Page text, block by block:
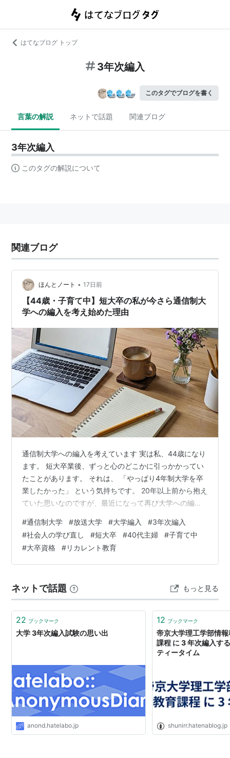
はてなブログ トップ
3年次編入
このタグでブログを書く
言葉の解説 ネットで話題 関連ブログ
3年次編入
このタグの解説について
関連ブログ
ほんとノート • 17日前
【44歳・子育て中】短大卒の私が今さら通信制大
学への編入を考え始めた理由
通信制大学への編入を考えています 実は私、44歳になり
ます。 短大卒業後、ずっと心のどこかに引っかかってい
たことがあります。 それは、 「やっぱり4年制大学を卒
業したかった」 という気持ちです。 20年以上前から抱え
ていた思いなのですが、最近になって再び大学への編入
った なぜ今まで大学へ行かなかったのか 当時の保育士の
給料では生活が精一杯だった 通信制大学も時間が取れな
かった 思い切って異業種へ転職した 44歳、子育て中の
今、再び大学を考え始めた理由 通信制大学を調べてみた
料請求をして…
#通信制大学 #放送大学 #大学編入 #3年次編入
#社会人の学び直し #短大卒 #40代主婦 #子育て中
#大卒資格 #リカレント教育
ネットで話題 もっと見る
22 ブックマーク
大学 3年次編入試験の思い出
anond.hatelabo.jp
12 ブックマーク
帝京大学理工学部情
課程 に 3 年次編入す
ティータイム
shunirr.hatenablog.jp